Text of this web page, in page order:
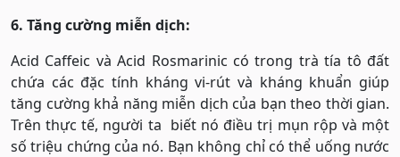
6. Tăng cường miễn dịch:
Acid Caffeic và Acid Rosmarinic có trong trà tía tô đất
chứa các đặc tính kháng vi-rút và kháng khuẩn giúp
tăng cường khả năng miễn dịch của bạn theo thời gian.
Trên thực tế, người ta biết nó điều trị mụn rộp và một
số triệu chứng của nó. Bạn không chỉ có thể uống nước